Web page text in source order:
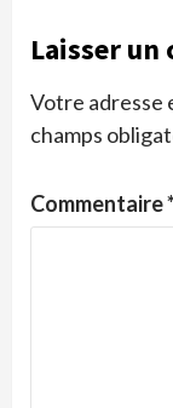
Laisser
Votre adresse
champs
Commentaire*